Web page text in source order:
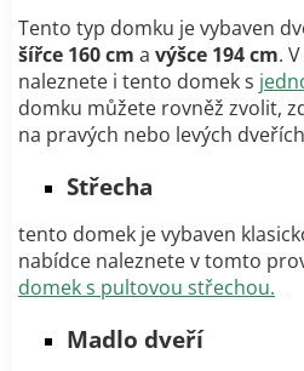
Tento typ domku je vybaven
šířce 160 cm a výšce 194 cm.
naleznete i tento domek s
domku můžete rovněž zvolit,
na pravých nebo levých
Střecha
tento domek je vybaven
nabídce naleznete v tomto
domek s pultovou střechou.
Madlo dveří